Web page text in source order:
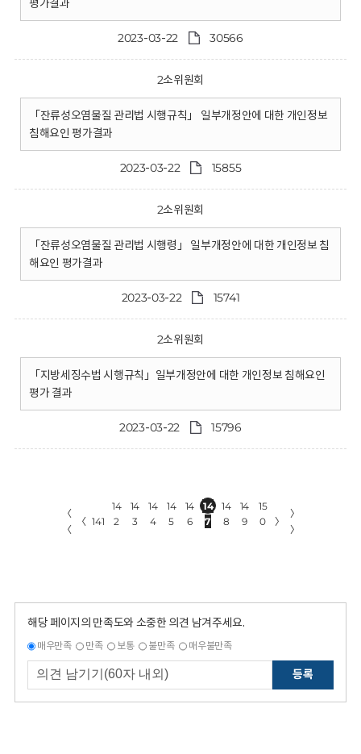
평가결과
2023-03-22 30566
2소위원회
「잔류성오염물질 관리법 시행규칙」 일부개정안에 대한 개인정보
침해요인 평가결과
2023-03-22 15855
2소위원회
「잔류성오염물질 관리법 시행령」 일부개정안에 대한 개인정보 침
해요인 평가결과
2023-03-22 15741
2소위원회
「지방세징수법 시행규칙」일부개정안에 대한 개인정보 침해요인
평가 결과
2023-03-22 15796
〈
〈
〈 141
14
2
14
3
14
4
14
5
14
6
14
7
14
8
14
9
15
0
〉
〉
〉
해당 페이지의 만족도와 소중한 의견 남겨주세요.
매우만족 만족 보통 불만족 매우불만족
등록